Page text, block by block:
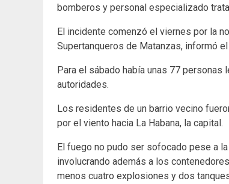
bomberos y personal especializado
El incidente comenzó el viernes por la
Supertanqueros de Matanzas, informó
Para el sábado había unas 77
autoridades.
Los residentes de un barrio vecino
por el viento hacia La Habana, la capital.
El fuego no pudo ser sofocado pese a
involucrando además a los
menos cuatro explosiones y dos